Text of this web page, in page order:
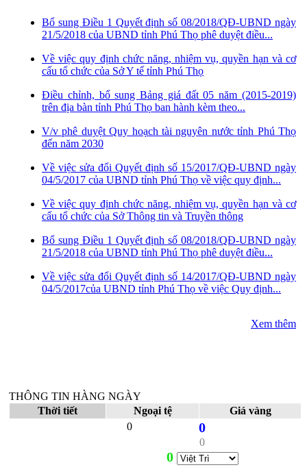
Bổ sung Điều 1 Quyết định số 08/2018/QĐ-UBND ngày
21/5/2018 của UBND tỉnh Phú Thọ phê duyệt điều...
Về việc quy định chức năng, nhiệm vụ, quyền hạn và cơ
cấu tổ chức của Sở Y tế tỉnh Phú Thọ
Điều chỉnh, bổ sung Bảng giá đất 05 năm (2015-2019)
trên địa bàn tỉnh Phú Thọ ban hành kèm theo...
V/v phê duyệt Quy hoạch tài nguyên nước tỉnh Phú Thọ
đến năm 2030
Về việc sửa đổi Quyết định số 15/2017/QĐ-UBND ngày
04/5/2017 của UBND tỉnh Phú Thọ về việc quy định...
Về việc quy định chức năng, nhiệm vụ, quyền hạn và cơ
cấu tổ chức của Sở Thông tin và Truyền thông
Bổ sung Điều 1 Quyết định số 08/2018/QĐ-UBND ngày
21/5/2018 của UBND tỉnh Phú Thọ phê duyệt điều...
Về việc sửa đổi Quyết định số 14/2017/QĐ-UBND ngày
04/5/2017của UBND tỉnh Phú Thọ về việc Quy định...
Xem thêm
THÔNG TIN HÀNG NGÀY
Thời tiết
Ngoại tệ
Giá vàng
0
0
0
0